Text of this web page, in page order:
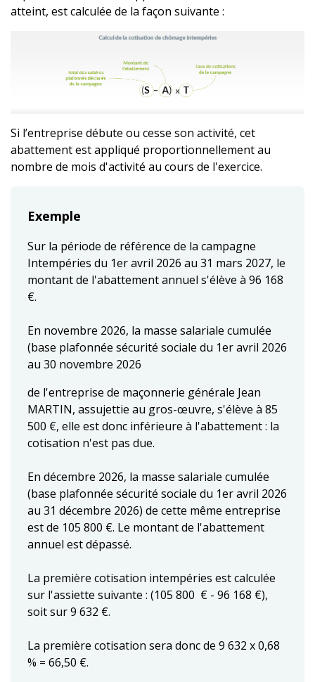
atteint, est calculée de la façon suivante :
Si l’entreprise débute ou cesse son activité, cet
abattement est appliqué proportionnellement au
nombre de mois d'activité au cours de l'exercice.
Exemple
Sur la période de référence de la campagne
Intempéries du 1er avril 2026 au 31 mars 2027, le
montant de l'abattement annuel s'élève à 96 168
€.
En novembre 2026, la masse salariale cumulée
(base plafonnée sécurité sociale du 1er avril 2026
au 30 novembre 2026
de l'entreprise de maçonnerie générale Jean
MARTIN, assujettie au gros-œuvre, s'élève à 85
500 €, elle est donc inférieure à l'abattement : la
cotisation n'est pas due.
En décembre 2026, la masse salariale cumulée
(base plafonnée sécurité sociale du 1er avril 2026
au 31 décembre 2026) de cette même entreprise
est de 105 800 €. Le montant de l'abattement
annuel est dépassé.
La première cotisation intempéries est calculée
sur l'assiette suivante : (105 800 € - 96 168 €),
soit sur 9 632 €.
La première cotisation sera donc de 9 632 x 0,68
% = 66,50 €.